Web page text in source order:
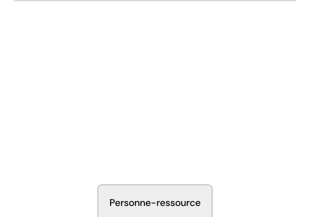
Personne-ressource